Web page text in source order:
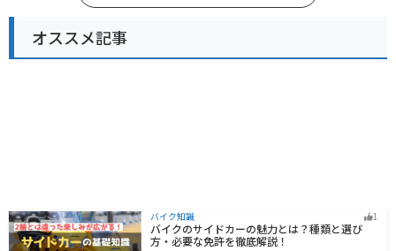
オススメ記事
バイク知識 1
バイクのサイドカーの魅力とは？種類と選び
方・必要な免許を徹底解説！